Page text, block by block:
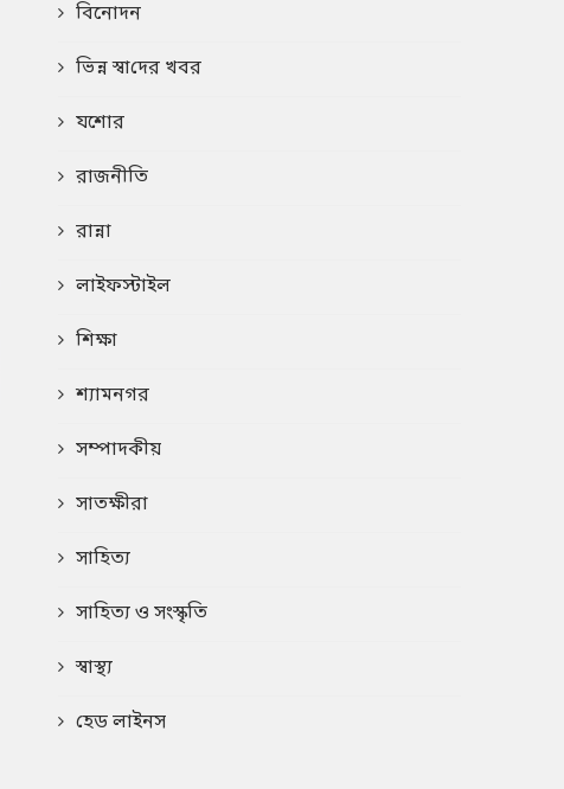
বিনোদন
ভিন্ন স্বা‌দের খবর
যশোর
রাজনীতি
রান্না
লাইফস্টাইল
শিক্ষা
শ্যামনগর
সম্পাদকীয়
সাতক্ষীরা
সাহিত্য
সাহিত্য ও সংস্কৃতি
স্বাস্থ্য
হেড লাইনস